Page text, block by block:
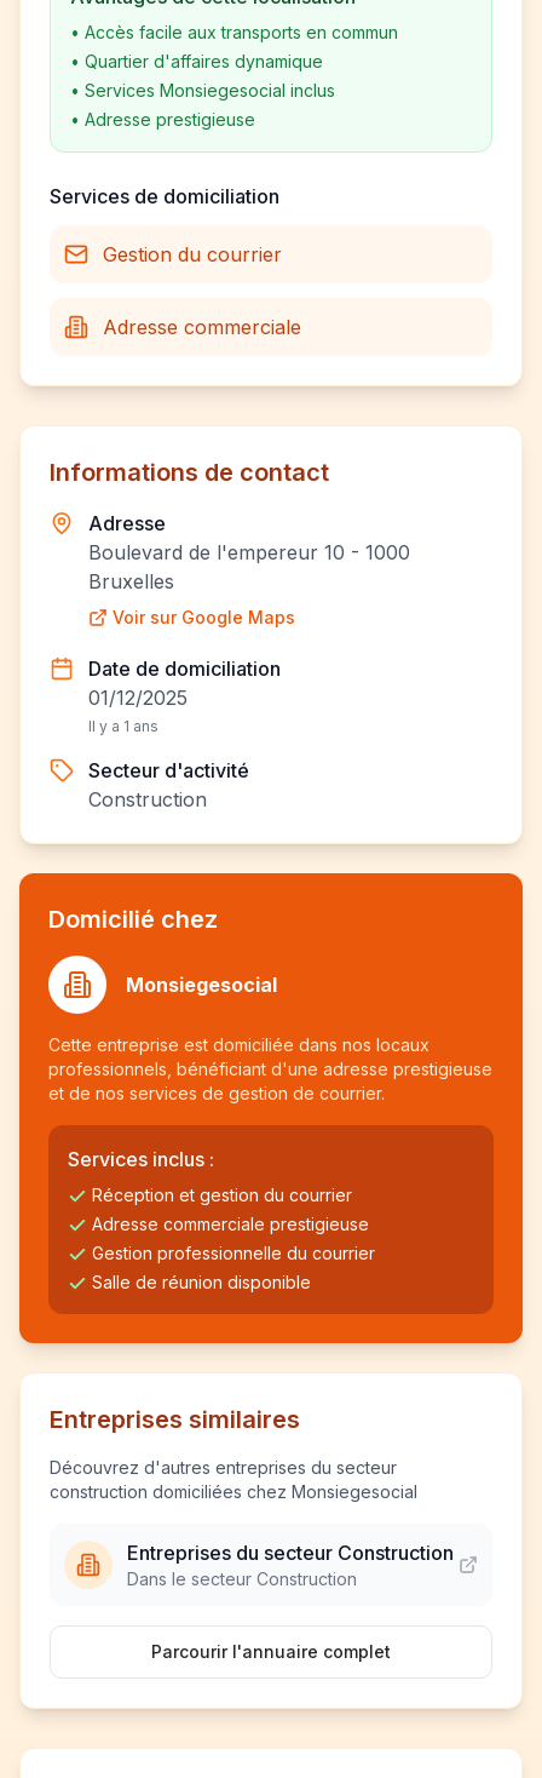
• Accès facile aux transports en commun
• Quartier d'affaires dynamique
• Services Monsiegesocial inclus
• Adresse prestigieuse
Services de domiciliation
Gestion du courrier
Adresse commerciale
Informations de contact
Adresse
Boulevard de l'empereur 10 - 1000
Bruxelles
Voir sur Google Maps
Date de domiciliation
01/12/2025
Il y a 1 ans
Secteur d'activité
Construction
Domicilié chez
Monsiegesocial
Cette entreprise est domiciliée dans nos locaux
professionnels, bénéficiant d'une adresse prestigieuse
et de nos services de gestion de courrier.
Services inclus :
Réception et gestion du courrier
Adresse commerciale prestigieuse
Gestion professionnelle du courrier
Salle de réunion disponible
Entreprises similaires
Découvrez d'autres entreprises du secteur
construction domiciliées chez Monsiegesocial
Entreprises du secteur Construction
Dans le secteur Construction
Parcourir l'annuaire complet